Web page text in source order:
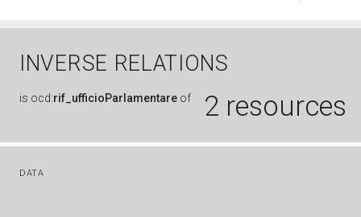
INVERSE RELATIONS
is ocd:rif_ufficioParlamentare of 2 resources
DATA